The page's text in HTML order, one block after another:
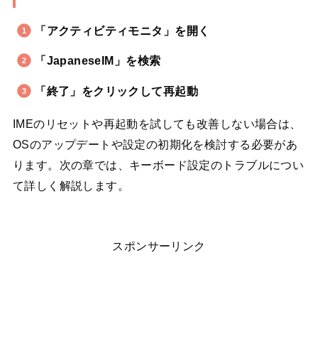
「アクティビティモニタ」を開く
「JapaneseIM」を検索
「終了」をクリックして再起動
IMEのリセットや再起動を試しても改善しない場合は、
OSのアップデートや設定の初期化を検討する必要があ
ります。次の章では、キーボード設定のトラブルについ
て詳しく解説します。
スポンサーリンク